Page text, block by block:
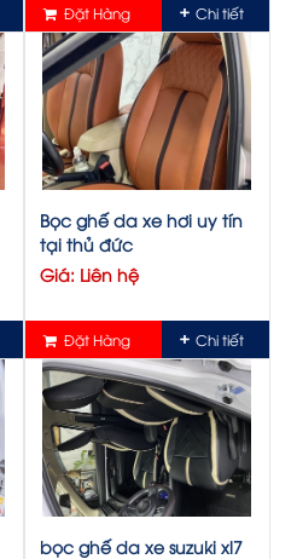
Đặt Hàng Chi tiết
Bọc ghế da xe hơi uy tín
tại thủ đức
Giá: Liên hệ
Đặt Hàng Chi tiết
bọc ghế da xe suzuki xl7